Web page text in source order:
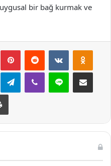
bir bağ kurmak ve
PinterestReddit VKontakte
TelegramViber Line E-Posta ile
Yazdır